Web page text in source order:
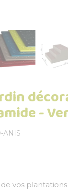
-
ANIS
vos